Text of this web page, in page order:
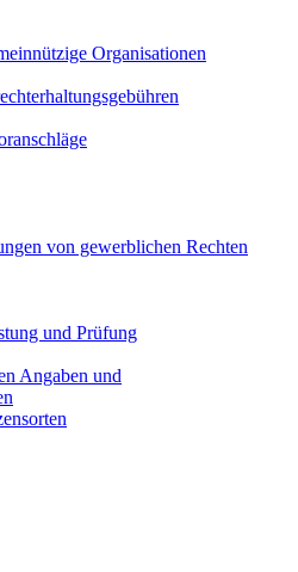
Organisationen
von gewerblichen Rechten
und Prüfung
Angaben und